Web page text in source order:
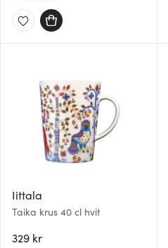
Iittala
Taika krus 40 cl hvit
329 kr